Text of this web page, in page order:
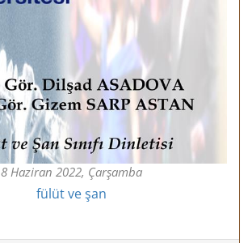
8 Haziran 2022, Çarşamba
fülüt ve şan